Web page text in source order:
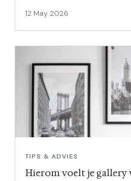
12 May 2026
TIPS & ADVIES
Hierom voelt je